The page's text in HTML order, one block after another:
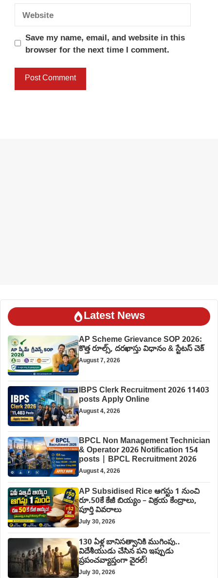
Website
Save my name, email, and website in this
browser for the next time I comment.
Latest News
AP Scheme Grievance SOP 2026:
కొత్త రూల్స్, దరఖాస్తు విధానం & స్టేటస్ చెక్
August 7, 2026
IBPS Clerk Recruitment 2026 11403
posts Apply Online
August 4, 2026
BPCL Non Management Technician
& Operator 2026 Notification 154
posts | BPCL Recruitment 2026
August 4, 2026
AP Subsidised Rice ఆగస్టు 1 నుంచి
రూ.50కే కేజీ బియ్యం – విక్రయ కేంద్రాలు,
పూర్తి వివరాలు
July 30, 2026
130 ఏళ్ల బానిసత్వానికి ముగింపు..
విదేశీయుడు చేసిన పని ఇప్పుడు
ప్రపంచవ్యాప్తంగా వైరల్!
July 30, 2026